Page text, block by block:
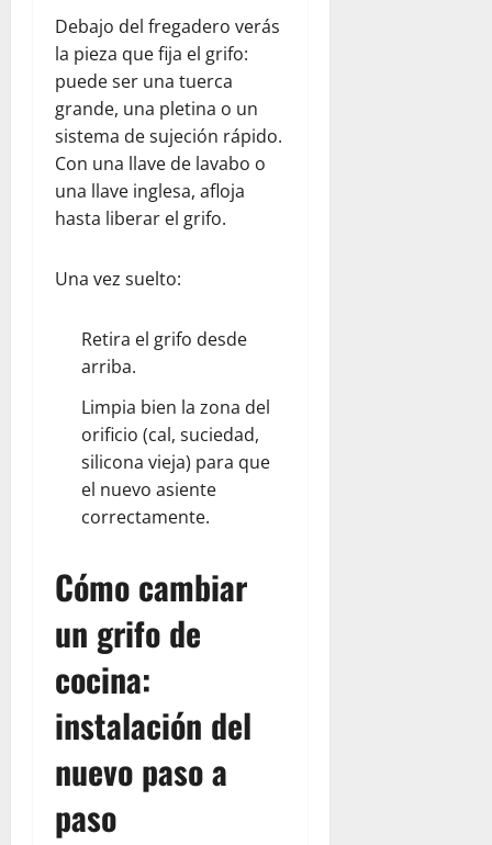
Debajo del fregadero verás
la pieza que fija el grifo:
puede ser una tuerca
grande, una pletina o un
sistema de sujeción rápido.
Con una llave de lavabo o
una llave inglesa, afloja
hasta liberar el grifo.
Una vez suelto:
Retira el grifo desde
arriba.
Limpia bien la zona del
orificio (cal, suciedad,
silicona vieja) para que
el nuevo asiente
correctamente.
Cómo cambiar
un grifo de
cocina:
instalación del
nuevo paso a
paso